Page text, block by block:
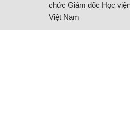
chức Giám đốc Học
Việt Nam